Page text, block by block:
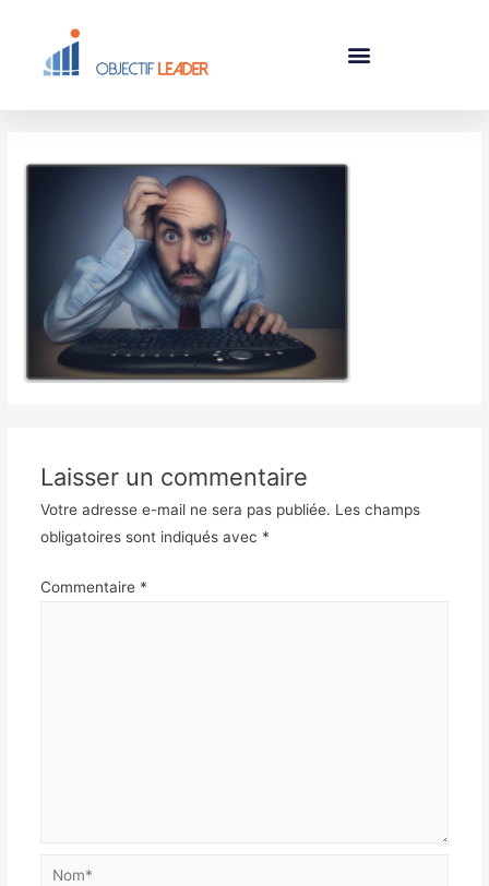
Laisser un commentaire
Votre adresse e-mail ne sera pas publiée. Les champs
obligatoires sont indiqués avec *
Commentaire *